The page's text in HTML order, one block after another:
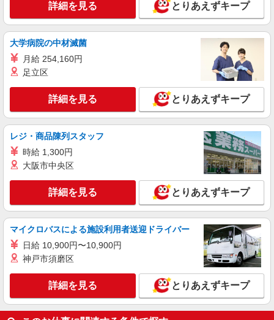
詳細を見る とりあえずキープ
大学病院の中材滅菌
月給 254,160円
足立区
詳細を見る とりあえずキープ
レジ・商品陳列スタッフ
時給 1,300円
大阪市中央区
詳細を見る とりあえずキープ
マイクロバスによる施設利用者送迎ドライバー
日給 10,900円〜10,900円
神戸市須磨区
詳細を見る とりあえずキープ